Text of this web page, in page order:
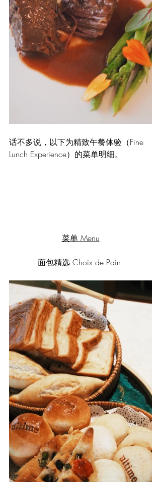
话不多说，以下为精致午餐体验（Fine
Lunch Experience）的菜单明细。
菜单 Menu
面包精选 Choix de Pain